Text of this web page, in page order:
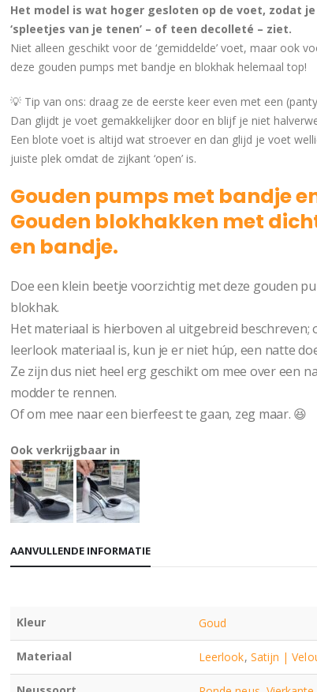
Het model is wat hoger gesloten op de voet, zodat
‘spleetjes van je tenen’ – of teen decolleté – ziet.
Niet alleen geschikt voor de ‘gemiddelde’ voet, maar ook
deze gouden pumps met bandje en blokhak helemaal top!
💡 Tip van ons: draag ze de eerste keer even met een
Dan glijdt je voet gemakkelijker door en blijf je niet
Een blote voet is altijd wat stroever en dan glijd je voet
juiste plek omdat de zijkant ‘open’ is.
Gouden pumps met bandje
Gouden blokhakken met
en bandje.
Doe een klein beetje voorzichtig met deze gouden
blokhak.
Het materiaal is hierboven al uitgebreid beschreven;
leerlook materiaal is, kun je er niet húp, een natte
Ze zijn dus niet heel erg geschikt om mee over een
modder te rennen.
Of om mee naar een bierfeest te gaan, zeg maar. 😆
Ook verkrijgbaar in
AANVULLENDE INFORMATIE
Kleur Goud
Materiaal Leerlook, Satijn |